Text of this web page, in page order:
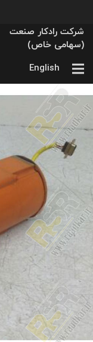
شرکت رادکار صنعت
(سهامی خاص)
English